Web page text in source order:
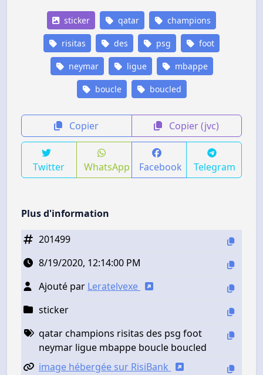
sticker qatar champions
risitas des psg foot
neymar ligue mbappe
boucle boucled
Copier Copier (jvc)
Twitter WhatsApp Facebook Telegram
Plus d'information
201499
8/19/2020, 12:14:00 PM
Ajouté par Leratelvexe
sticker
qatar champions risitas des psg foot
neymar ligue mbappe boucle boucled
image hébergée sur RisiBank